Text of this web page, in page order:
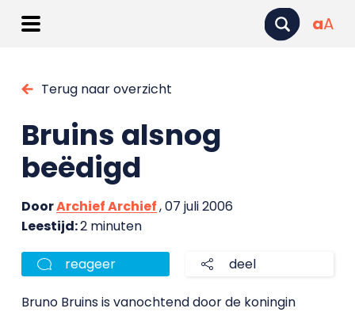
aA
Terug naar overzicht
Bruins alsnog
beëdigd
DoorArchief Archief, 07 juli 2006
Leestijd:2 minuten
reageer deel
Bruno Bruins is vanochtend door de koningin